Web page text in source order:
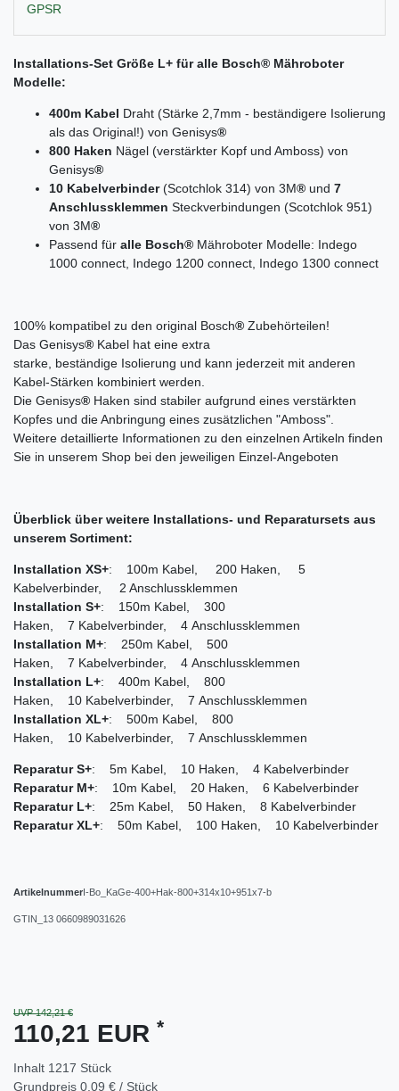
GPSR
Installations-Set Größe L+ für alle Bosch® Mähroboter
Modelle:
400m Kabel Draht (Stärke 2,7mm - beständigere Isolierung
als das Original!) von Genisys®
800 Haken Nägel (verstärkter Kopf und Amboss) von
Genisys®
10 Kabelverbinder(Scotchlok 314) von 3M® und 7
Anschlussklemmen Steckverbindungen (Scotchlok 951)
von 3M®
Passend für alle Bosch® Mähroboter Modelle: Indego
1000 connect, Indego 1200 connect, Indego 1300 connect
100% kompatibel zu den original Bosch® Zubehörteilen!
Das Genisys® Kabel hat eine extra
starke, beständige Isolierung und kann jederzeit mit anderen
Kabel-Stärken kombiniert werden.
Die Genisys® Haken sind stabiler aufgrund eines verstärkten
Kopfes und die Anbringung eines zusätzlichen "Amboss".
Weitere detaillierte Informationen zu den einzelnen Artikeln finden
Sie in unserem Shop bei den jeweiligen Einzel-Angeboten
Überblick über weitere Installations- und Reparatursets aus
unserem Sortiment:
Installation XS+: 100m Kabel, 200 Haken, 5
Kabelverbinder, 2 Anschlussklemmen
Installation S+: 150m Kabel, 300
Haken, 7 Kabelverbinder, 4 Anschlussklemmen
Installation M+: 250m Kabel, 500
Haken, 7 Kabelverbinder, 4 Anschlussklemmen
Installation L+: 400m Kabel, 800
Haken, 10 Kabelverbinder, 7 Anschlussklemmen
Installation XL+: 500m Kabel, 800
Haken, 10 Kabelverbinder, 7 Anschlussklemmen
Reparatur S+: 5m Kabel, 10 Haken, 4 Kabelverbinder
Reparatur M+: 10m Kabel, 20 Haken, 6 Kabelverbinder
Reparatur L+: 25m Kabel, 50 Haken, 8 Kabelverbinder
Reparatur XL+: 50m Kabel, 100 Haken, 10 Kabelverbinder
ArtikelnummerI-Bo_KaGe-400+Hak-800+314x10+951x7-b
GTIN_13 0660989031626
UVP 142,21 €
110,21 EUR *
Inhalt 1217 Stück
Grundpreis 0,09 € / Stück